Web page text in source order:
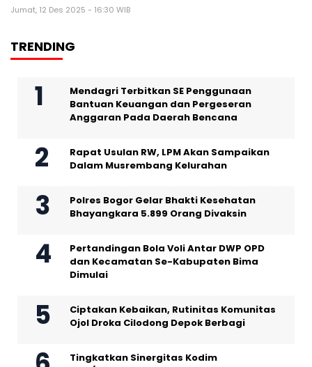
Jumat, 12 Des 2025 - 16:30 WIB
TRENDING
Mendagri Terbitkan SE Penggunaan
Bantuan Keuangan dan Pergeseran
Anggaran Pada Daerah Bencana
Rapat Usulan RW, LPM Akan Sampaikan
Dalam Musrembang Kelurahan
Polres Bogor Gelar Bhakti Kesehatan
Bhayangkara 5.899 Orang Divaksin
Pertandingan Bola Voli Antar DWP OPD
dan Kecamatan Se-Kabupaten Bima
Dimulai
Ciptakan Kebaikan, Rutinitas Komunitas
Ojol Droka Cilodong Depok Berbagi
Tingkatkan Sinergitas Kodim